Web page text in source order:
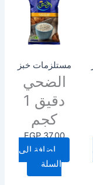
مستلزمات خبز
الضحي
دقيق 1
كجم
EGP37.00
إضافة إلى
السلة